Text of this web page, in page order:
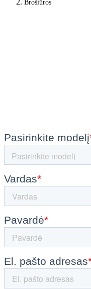
Brošiūros
Čia galite užsisakyti
PDF failą savo el. pašto
Pasirinkite jums